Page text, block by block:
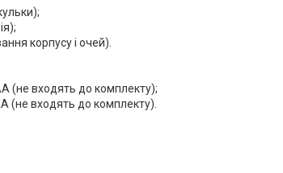
корпусу і очей).
(не входять до комплекту);
(не входять до комплекту).